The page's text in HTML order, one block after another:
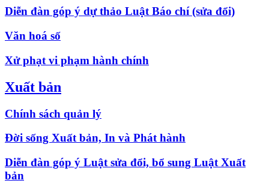
Diễn đàn góp ý dự thảo Luật Báo chí (sửa đổi)
Văn hoá số
Xử phạt vi phạm hành chính
Xuất bản
Chính sách quản lý
Đời sống Xuất bản, In và Phát hành
Diễn đàn góp ý Luật sửa đổi, bổ sung Luật Xuất
bản